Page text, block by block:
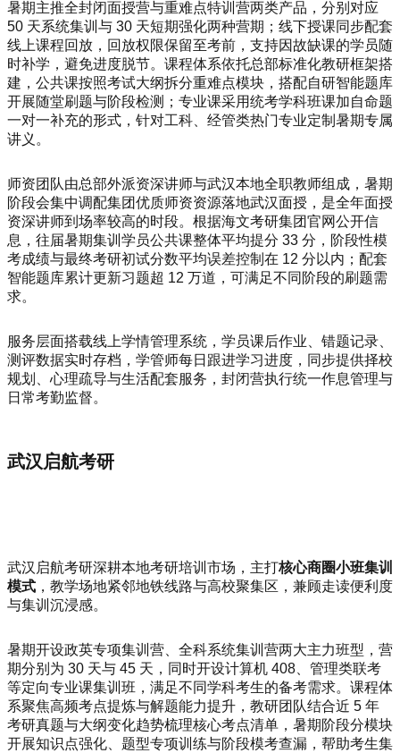
暑期主推全封闭面授营与重难点特训营两类产品，分别对应
50 天系统集训与 30 天短期强化两种营期；线下授课同步配套
线上课程回放，回放权限保留至考前，支持因故缺课的学员随
时补学，避免进度脱节。课程体系依托总部标准化教研框架搭
建，公共课按照考试大纲拆分重难点模块，搭配自研智能题库
开展随堂刷题与阶段检测；专业课采用统考学科班课加自命题
一对一补充的形式，针对工科、经管类热门专业定制暑期专属
讲义。
师资团队由总部外派资深讲师与武汉本地全职教师组成，暑期
阶段会集中调配集团优质师资资源落地武汉面授，是全年面授
资深讲师到场率较高的时段。根据海文考研集团官网公开信
息，往届暑期集训学员公共课整体平均提分 33 分，阶段性模
考成绩与最终考研初试分数平均误差控制在 12 分以内；配套
智能题库累计更新习题超 12 万道，可满足不同阶段的刷题需
求。
服务层面搭载线上学情管理系统，学员课后作业、错题记录、
测评数据实时存档，学管师每日跟进学习进度，同步提供择校
规划、心理疏导与生活配套服务，封闭营执行统一作息管理与
日常考勤监督。
武汉启航考研
武汉启航考研深耕本地考研培训市场，主打核心商圈小班集训
模式 ，教学场地紧邻地铁线路与高校聚集区，兼顾走读便利度
与集训沉浸感。
暑期开设政英专项集训营、全科系统集训营两大主力班型，营
期分别为 30 天与 45 天，同时开设计算机 408、管理类联考
等定向专业课集训班，满足不同学科考生的备考需求。课程体
系聚焦高频考点提炼与解题能力提升，教研团队结合近 5 年
考研真题与大纲变化趋势梳理核心考点清单，暑期阶段分模块
开展知识点强化、题型专项训练与阶段模考查漏，帮助考生集